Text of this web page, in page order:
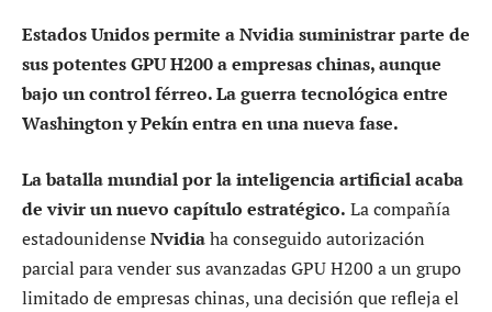
Estados Unidos permite a Nvidia suministrar parte de
sus potentes GPU H200 a empresas chinas, aunque
bajo un control férreo. La guerra tecnológica entre
Washington y Pekín entra en una nueva fase.
La batalla mundial por la inteligencia artificial acaba
de vivir un nuevo capítulo estratégico. La compañía
estadounidenseNvidiaha conseguido autorización
parcial para vender sus avanzadas GPU H200 a un grupo
limitado de empresas chinas, una decisión que refleja el